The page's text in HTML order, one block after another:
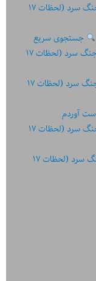
قطعه جاده‌ها: موسیقی متن سریال جنگ سرد (لحظات ۱۷
جستجوی سریع
قطعه جاده‌ها: موسیقی متن سریال جنگ سرد (لحظات ۱۷
قطعه جاده‌ها: موسیقی متن سریال جنگ سرد (لحظات ۱۷
آوردم
قطعه جاده‌ها: موسیقی متن سریال جنگ سرد (لحظات ۱۷
قطعه جاده‌ها: موسیقی متن سریال جنگ سرد (لحظات ۱۷